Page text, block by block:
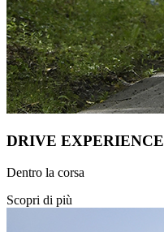
DRIVE EXPERIENCE
Dentro la corsa
Scopri di più